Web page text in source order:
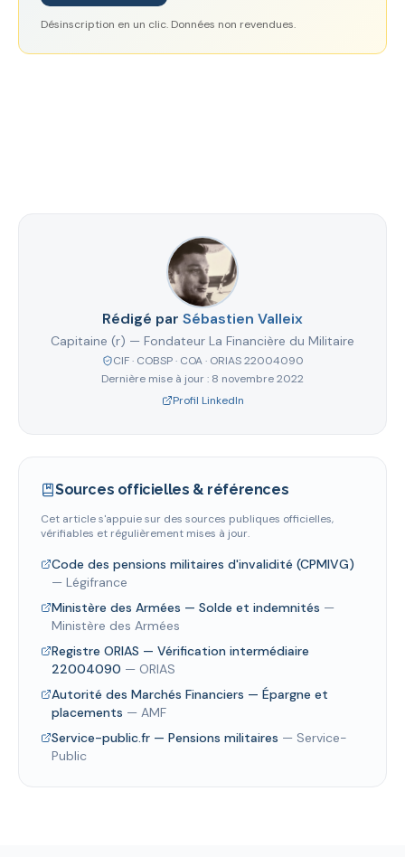
Désinscription en un clic. Données non revendues.
Rédigé par Sébastien Valleix
Capitaine (r) — Fondateur La Financière du Militaire
CIF · COBSP · COA · ORIAS 22004090
Dernière mise à jour : 8 novembre 2022
Profil LinkedIn
Sources officielles & références
Cet article s'appuie sur des sources publiques officielles,
vérifiables et régulièrement mises à jour.
Code des pensions militaires d'invalidité (CPMIVG)
— Légifrance
Ministère des Armées — Solde et indemnités —
Ministère des Armées
Registre ORIAS — Vérification intermédiaire
22004090 — ORIAS
Autorité des Marchés Financiers — Épargne et
placements — AMF
Service-public.fr — Pensions militaires — Service-
Public